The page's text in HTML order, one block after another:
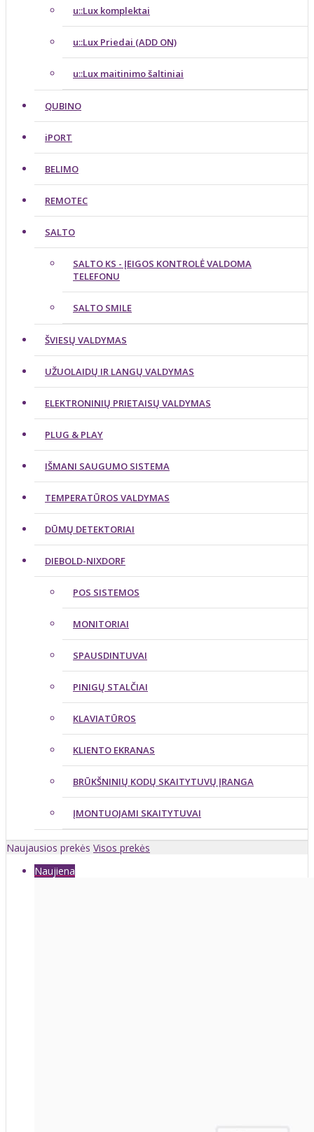
u::Lux komplektai
u::Lux Priedai (ADD ON)
u::Lux maitinimo šaltiniai
QUBINO
iPORT
BELIMO
REMOTEC
SALTO
SALTO KS - ĮEIGOS KONTROLĖ VALDOMA
TELEFONU
SALTO SMILE
ŠVIESŲ VALDYMAS
UŽUOLAIDŲ IR LANGŲ VALDYMAS
ELEKTRONINIŲ PRIETAISŲ VALDYMAS
PLUG & PLAY
IŠMANI SAUGUMO SISTEMA
TEMPERATŪROS VALDYMAS
DŪMŲ DETEKTORIAI
DIEBOLD-NIXDORF
POS SISTEMOS
MONITORIAI
SPAUSDINTUVAI
PINIGŲ STALČIAI
KLAVIATŪROS
KLIENTO EKRANAS
BRŪKŠNINIŲ KODŲ SKAITYTUVŲ ĮRANGA
ĮMONTUOJAMI SKAITYTUVAI
Naujausios prekės Visos prekės
Naujiena